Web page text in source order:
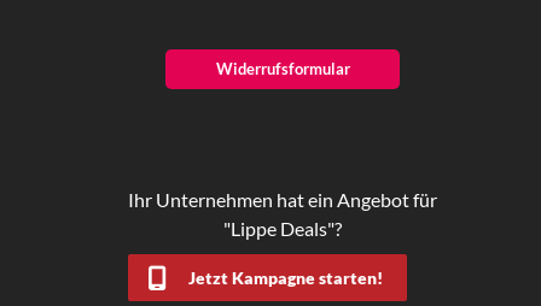
Widerrufsformular
Ihr Unternehmen hat ein Angebot für
"Lippe Deals"?
Jetzt Kampagne starten!